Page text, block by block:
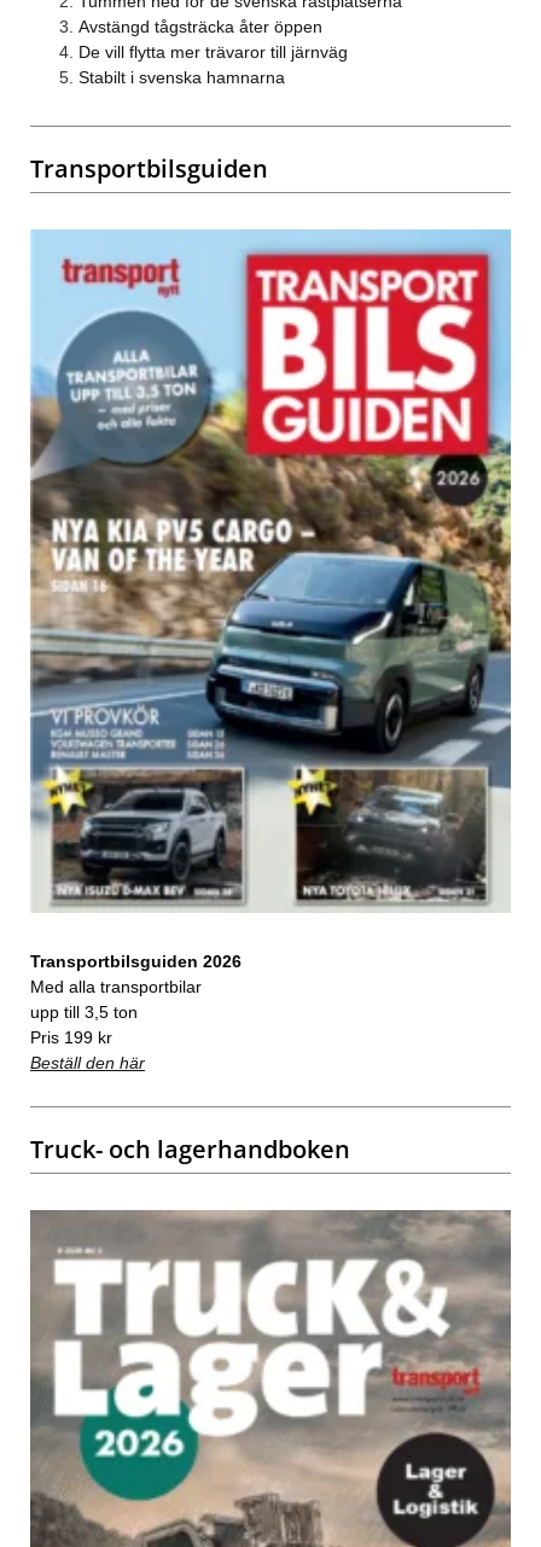
Avstängd tågsträcka åter öppen
De vill flytta mer trävaror till järnväg
Stabilt i svenska hamnarna
Transportbilsguiden
Transportbilsguiden 2026
Med alla transportbilar
upp till 3,5 ton
Pris 199 kr
Beställ den här
Truck- och lagerhandboken